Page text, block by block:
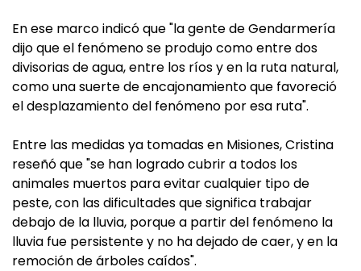
En ese marco indicó que "la gente de Gendarmería
dijo que el fenómeno se produjo como entre dos
divisorias de agua, entre los ríos y en la ruta natural,
como una suerte de encajonamiento que favoreció
el desplazamiento del fenómeno por esa ruta".
Entre las medidas ya tomadas en Misiones, Cristina
reseñó que "se han logrado cubrir a todos los
animales muertos para evitar cualquier tipo de
peste, con las dificultades que significa trabajar
debajo de la lluvia, porque a partir del fenómeno la
lluvia fue persistente y no ha dejado de caer, y en la
remoción de árboles caídos".